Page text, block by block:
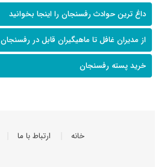
داغ ترین حوادث رفسنجان را اینجا بخوانید
از مدیران غافل تا ماهیگیران قابل در رفسنجان
خرید پسته رفسنجان
خانه ارتباط با ما